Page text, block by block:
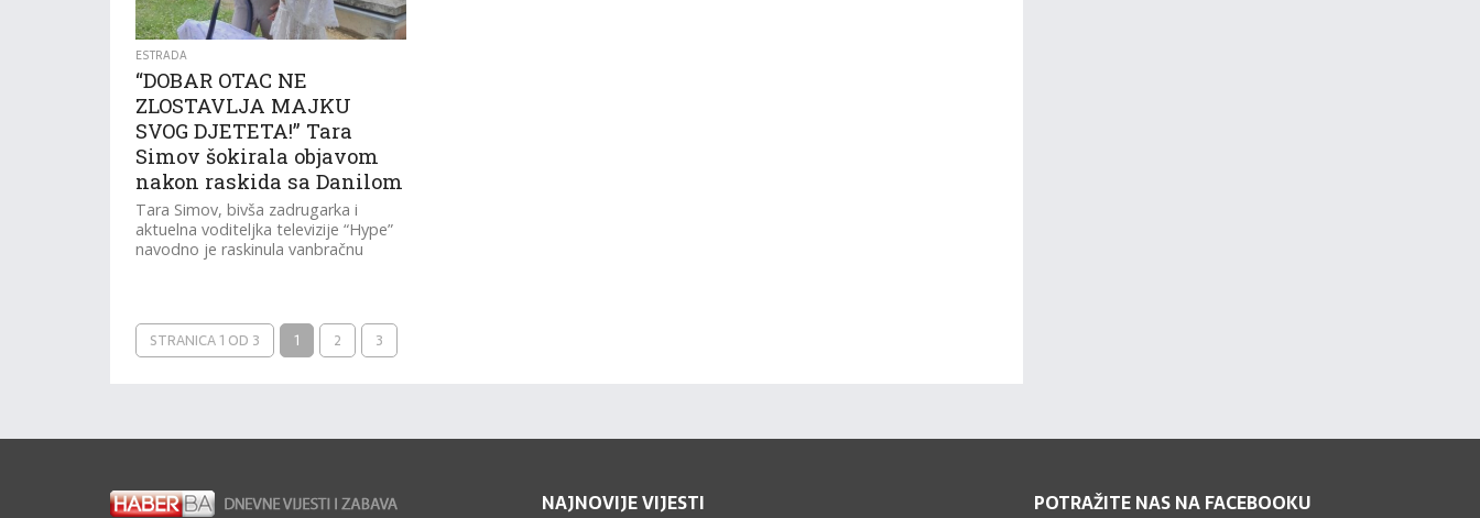
ESTRADA
“DOBAR OTAC NE
ZLOSTAVLJA MAJKU
SVOG DJETETA!” Tara
Simov šokirala objavom
nakon raskida sa Danilom
Tara Simov, bivša zadrugarka i
aktuelna voditeljka televizije “Hype”
navodno je raskinula vanbračnu
STRANICA 1 OD 3 1 2 3
NAJNOVIJE VIJESTI POTRAŽITE NAS NA FACEBOOKU